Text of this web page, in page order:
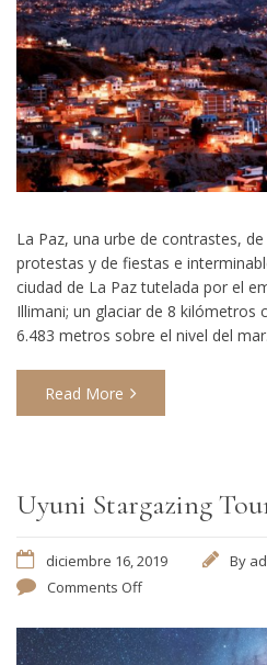
La Paz, una urbe de contrastes,
protestas y de fiestas e
ciudad de La Paz tutelada por el
Illimani; un glaciar de 8 kilómetros
6.483 metros sobre el nivel del
Read More
Uyuni Stargazing
diciembre 16, 2019 By
Comments Off